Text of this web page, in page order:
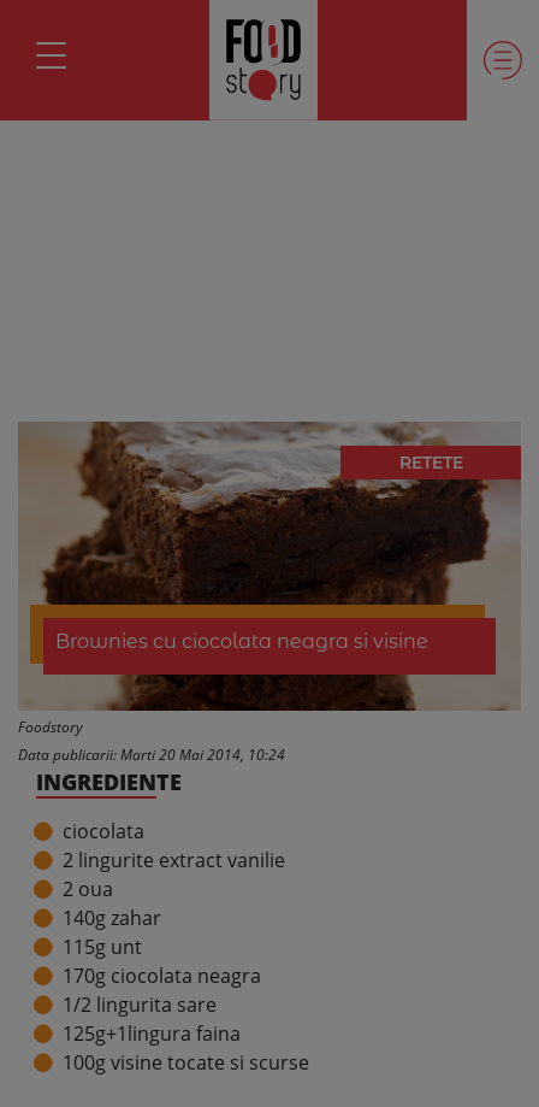
RETETE
Brownies cu ciocolata neagra si visine
Foodstory
Data publicarii: Marti 20 Mai 2014, 10:24
INGREDIENTE
ciocolata
2 lingurite extract vanilie
2 oua
140g zahar
115g unt
170g ciocolata neagra
1/2 lingurita sare
125g+1lingura faina
100g visine tocate si scurse